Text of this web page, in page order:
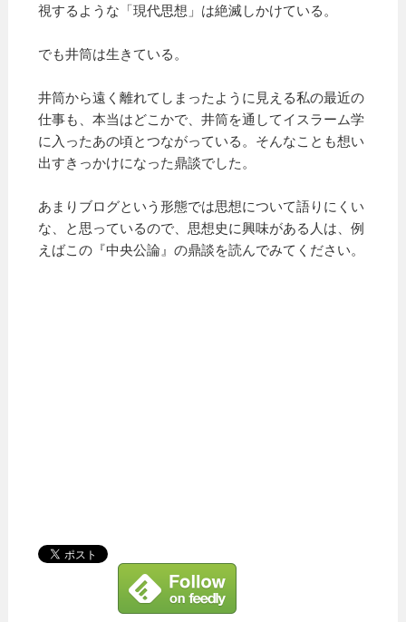
視するような「現代思想」は絶滅しかけている。
でも井筒は生きている。
井筒から遠く離れてしまったように見える私の最近の
仕事も、本当はどこかで、井筒を通してイスラーム学
に入ったあの頃とつながっている。そんなことも想い
出すきっかけになった鼎談でした。
あまりブログという形態では思想について語りにくい
な、と思っているので、思想史に興味がある人は、例
えばこの『中央公論』の鼎談を読んでみてください。